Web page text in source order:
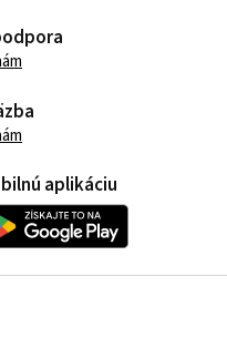
aplikáciu